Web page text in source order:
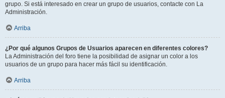
grupo. Si está interesado en crear un grupo de usuarios, contacte con La
Administración.
Arriba
¿Por qué algunos Grupos de Usuarios aparecen en diferentes colores?
La Administración del foro tiene la posibilidad de asignar un color a los
usuarios de un grupo para hacer más fácil su identificación.
Arriba